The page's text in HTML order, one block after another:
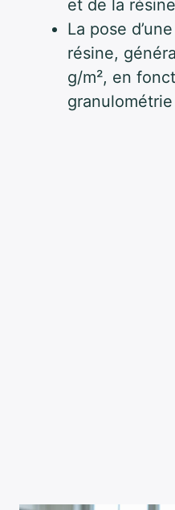
et de la
La pose
résine,
g/m², en